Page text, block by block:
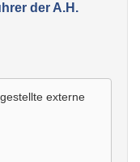
der A.H.
externe